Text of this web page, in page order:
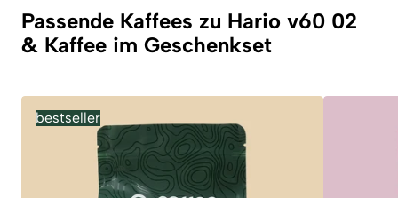
Passende Kaffees zu Hario v60 02
& Kaffee im Geschenkset
bestseller